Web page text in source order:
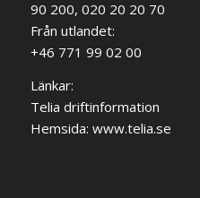
90 200, 020 20 20 70
Från utlandet:
+46 771 99 02 00
Länkar:
Telia driftinformation
Hemsida: www.telia.se